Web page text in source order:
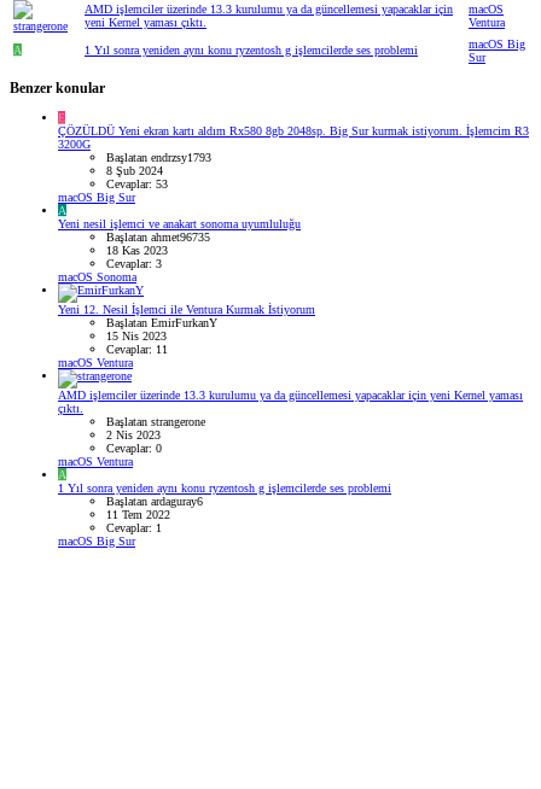
AMD işlemciler üzerinde 13.3 kurulumu ya da güncellemesi yapacaklar için
yeni Kernel yaması çıktı.
macOS
Ventura
A 1 Yıl sonra yeniden aynı konu ryzentosh g işlemcilerde ses problemi
macOS Big
Sur
Benzer konular
E
ÇÖZÜLDÜ Yeni ekran kartı aldım Rx580 8gb 2048sp. Big Sur kurmak istiyorum. İşlemcim R3
3200G
Başlatan endrzsy1793
8 Şub 2024
Cevaplar: 53
macOS Big Sur
A
Yeni nesil işlemci ve anakart sonoma uyumluluğu
Başlatan ahmet96735
18 Kas 2023
Cevaplar: 3
macOS Sonoma
Yeni 12. Nesil İşlemci ile Ventura Kurmak İstiyorum
Başlatan EmirFurkanY
15 Nis 2023
Cevaplar: 11
macOS Ventura
AMD işlemciler üzerinde 13.3 kurulumu ya da güncellemesi yapacaklar için yeni Kernel yaması
çıktı.
Başlatan strangerone
2 Nis 2023
Cevaplar: 0
macOS Ventura
A
1 Yıl sonra yeniden aynı konu ryzentosh g işlemcilerde ses problemi
Başlatan ardaguray6
11 Tem 2022
Cevaplar: 1
macOS Big Sur